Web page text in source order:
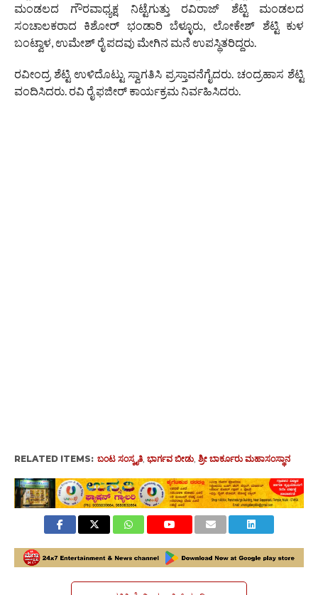
ಮಂಡಲದ ಗೌರವಾಧ್ಯಕ್ಷ ನಿಟ್ಟೆಗುತ್ತು ರವಿರಾಜ್ ಶೆಟ್ಟಿ‌ ಮಂಡಲದ
ಸಂಚಾಲಕರಾದ ಕಿಶೋರ್ ಭಂಡಾರಿ ಬೆಳ್ಳೂರು, ಲೋಕೇಶ್ ಶೆಟ್ಟಿ ಕುಳ
ಬಂಟ್ವಾಳ, ಉಮೇಶ್ ರೈ ಪದವು ಮೇಗಿನ ಮನೆ ಉಪಸ್ಥಿತರಿದ್ದರು.
ರವೀಂದ್ರ ಶೆಟ್ಟಿ ಉಳಿದೊಟ್ಟು ಸ್ವಾಗತಿಸಿ ಪ್ರಸ್ತಾವನೆಗೈದರು. ಚಂದ್ರಹಾಸ ಶೆಟ್ಟಿ
ವಂದಿಸಿದರು. ರವಿ ರೈ ಫಜೀರ್ ಕಾರ್ಯಕ್ರಮ ನಿರ್ವಹಿಸಿದರು.
RELATED ITEMS: ಬಂಟ ಸಂಸ್ಕೃತಿ, ಭಾರ್ಗವ ಬೀಡು, ಶ್ರೀ ಬಾರ್ಕೂರು ಮಹಾಸಂಸ್ಥಾನ